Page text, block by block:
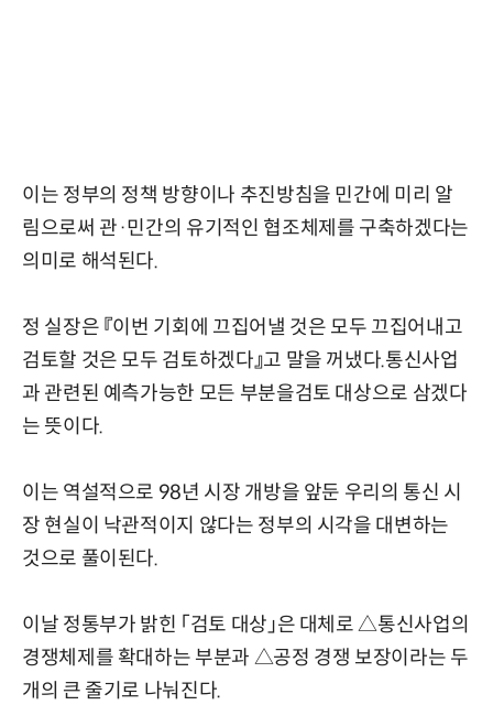
이는 정부의 정책 방향이나 추진방침을 민간에 미리 알
림으로써 관·민간의 유기적인 협조체제를 구축하겠다는
의미로 해석된다.
정 실장은 『이번 기회에 끄집어낼 것은 모두 끄집어내고
검토할 것은 모두 검토하겠다』고 말을 꺼냈다.통신사업
과 관련된 예측가능한 모든 부분을검토 대상으로 삼겠다
는 뜻이다.
이는 역설적으로 98년 시장 개방을 앞둔 우리의 통신 시
장 현실이 낙관적이지 않다는 정부의 시각을 대변하는
것으로 풀이된다.
이날 정통부가 밝힌 「검토 대상」은 대체로 △통신사업의
경쟁체제를 확대하는 부분과 △공정 경쟁 보장이라는 두
개의 큰 줄기로 나눠진다.